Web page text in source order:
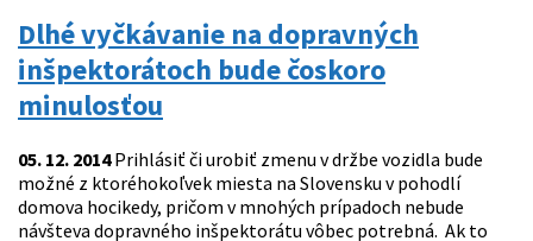
Dlhé vyčkávanie na dopravných
inšpektorátoch bude čoskoro
minulosťou
05. 12. 2014Prihlásiť či urobiť zmenu v držbe vozidla bude
možné z ktoréhokoľvek miesta na Slovensku v pohodlí
domova hocikedy, pričom v mnohých prípadoch nebude
návšteva dopravného inšpektorátu vôbec potrebná. Ak to